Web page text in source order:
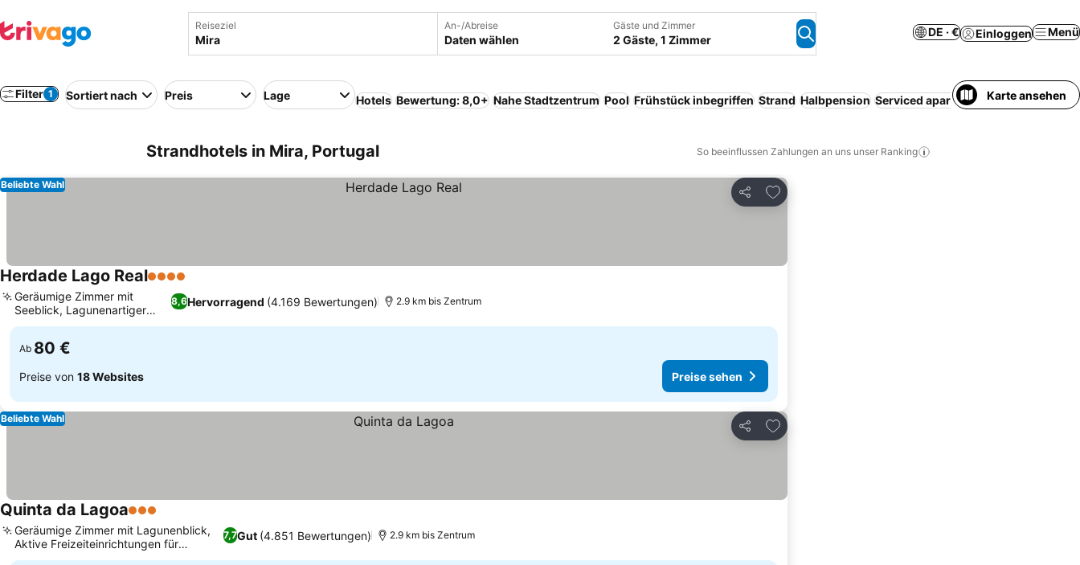
Reiseziel An-/Abreise
Daten wählen
Gäste und Zimmer
2 Gäste, 1 Zimmer
DE · € Einloggen Menü
Filter 1 Sortiert nach Preis Lage Hotels Bewertung: 8,0+ Nahe Stadtzentrum Pool Frühstück inbegriffen Strand Halbpension Serviced apartment Vollpension
Karte ansehen
Strandhotels in Mira, Portugal So beeinflussen Zahlungen an uns unser Ranking
Teilen
Zu Favoriten hinzufügen
Beliebte Wahl
Herdade Lago Real4 Sterne
8,6Hervorragend (4.169 Bewertungen)
Geräumige Zimmer mit
Seeblick, Lagunenartiger
Außenpool
2.9 km bis Zentrum
Ab 80 €
Preise von 18 Websites Preise sehen
Teilen
Zu Favoriten hinzufügen
Beliebte Wahl
Quinta da Lagoa3 Sterne
7,7Gut (4.851 Bewertungen)
Geräumige Zimmer mit Lagunenblick,
Aktive Freizeiteinrichtungen für
Familien
2.9 km bis Zentrum